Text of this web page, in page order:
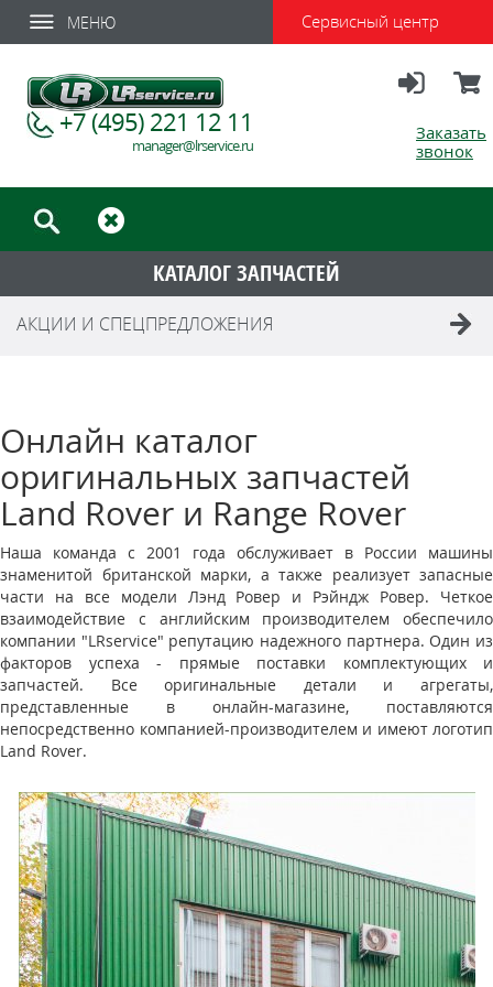
МЕНЮ Сервисный центр
Заказать
звонок
+7 (495) 221 12 11
manager@lrservice.ru
КАТАЛОГ ЗАПЧАСТЕЙ
АКЦИИ И СПЕЦПРЕДЛОЖЕНИЯ
Онлайн каталог
оригинальных запчастей
Land Rover и Range Rover
Наша команда с 2001 года обслуживает в России машины
знаменитой британской марки, а также реализует запасные
части на все модели Лэнд Ровер и Рэйндж Ровер. Четкое
взаимодействие с английским производителем обеспечило
компании "LRservice" репутацию надежного партнера. Один из
факторов успеха - прямые поставки комплектующих и
запчастей. Все оригинальные детали и агрегаты,
представленные в онлайн-магазине, поставляются
непосредственно компанией-производителем и имеют логотип
Land Rover.